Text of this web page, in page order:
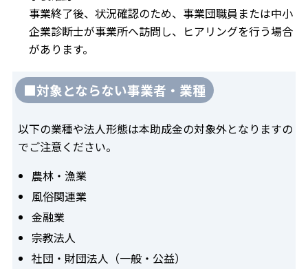
事業終了後、状況確認のため、事業団職員または中小
企業診断士が事業所へ訪問し、ヒアリングを行う場合
があります。
■対象とならない事業者・業種
以下の業種や法人形態は本助成金の対象外となりますの
でご注意ください。
農林・漁業
風俗関連業
金融業
宗教法人
社団・財団法人（一般・公益）